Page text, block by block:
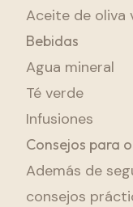
Aceite de oliva
Bebidas
Agua mineral
Té verde
Infusiones
Consejos para
Además de
consejos